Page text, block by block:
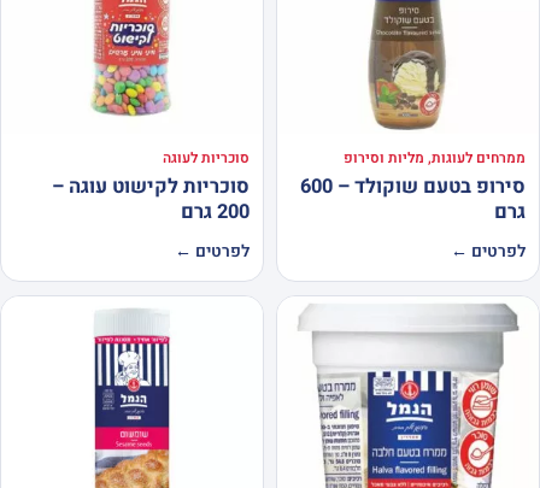
ממרחים לעוגות, מליות וסירופ
סירופ בטעם שוקולד – 600
גרם
לפרטים ←
סוכריות לעוגה
סוכריות לקישוט עוגה –
200 גרם
לפרטים ←